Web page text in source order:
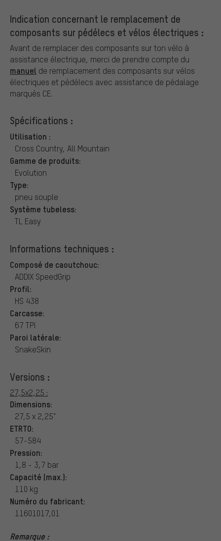
Indication concernant le remplacement de
composants sur pédélecs et vélos électriques :
Avant de remplacer des composants sur ton vélo à
assistance électrique, merci de prendre compte du
manuel de remplacement des composants sur vélos
électriques et pédélecs avec assistance de pédalage
marqués CE.
Spécifications :
Utilisation :
Cross Country, All Mountain
Gamme de produits:
Evolution
Type:
pneu souple
Système tubeless:
TL Easy
Informations techniques :
Composé de caoutchouc:
ADDIX SpeedGrip
Profil:
HS 438
Carcasse:
67 TPI
Paroi latérale:
SnakeSkin
Versions :
27,5x2,25 :
Dimensions:
27,5 x 2,25"
ETRTO:
57-584
Pression:
1,8 - 3,7 bar
Capacité (max.):
110 kg
Numéro du fabricant:
11601017,01
Remarque :